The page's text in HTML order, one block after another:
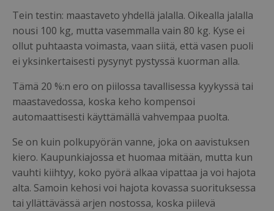
Tein testin: maastaveto yhdellä jalalla. Oikealla jalalla
nousi 100 kg, mutta vasemmalla vain 80 kg. Kyse ei
ollut puhtaasta voimasta, vaan siitä, että vasen puoli
ei yksinkertaisesti pysynyt pystyssä kuorman alla.
Tämä 20 %:n ero on piilossa tavallisessa kyykyssä tai
maastavedossa, koska keho kompensoi
automaattisesti käyttämällä vahvempaa puolta.
Se on kuin polkupyörän vanne, joka on aavistuksen
kiero. Kaupunkiajossa et huomaa mitään, mutta kun
vauhti kiihtyy, koko pyörä alkaa vipattaa ja voi hajota
alta. Samoin kehosi voi hajota kovassa suorituksessa
tai yllättävässä arjen nostossa, koska piilevä